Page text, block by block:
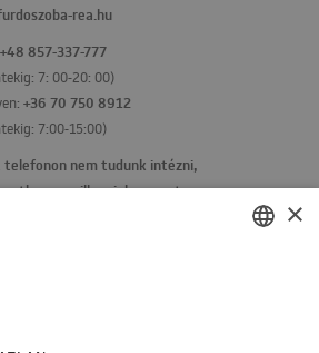
rea.hu
+48 857-337-777
7: 00-20: 00)
+36 70 750 8912
7:00-15:00)
telefonon nem tudunk intézni,
emailben jelezze ezt
×